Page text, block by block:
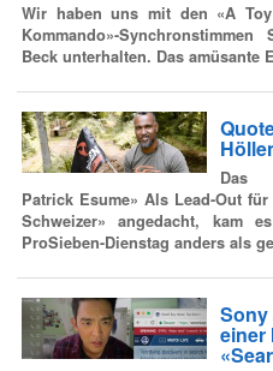
Wir haben uns mit den «A
Kommando»-
Beck unterhalten. Das amüsante
Das
Patrick Esume» Als Lead-Out
Schweizer» angedacht, kam
ProSieben-Dienstag anders als
Sony
einer